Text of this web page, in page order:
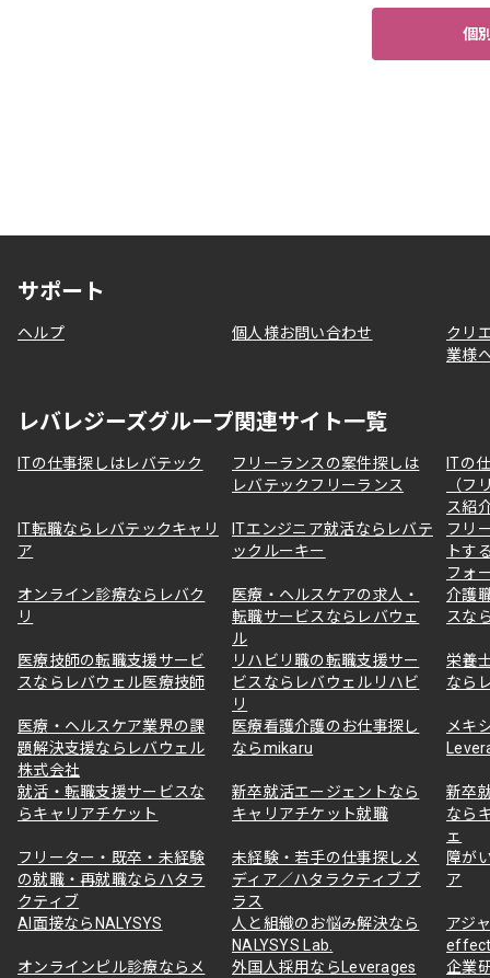
個
サポート
ヘルプ 個人様お問い合わせ
クリ
業様
レバレジーズグループ関連サイト一覧
ITの仕事探しはレバテック
フリーランスの案件探しは
レバテックフリーランス
ITの
（フ
ス紹
IT転職ならレバテックキャリ
ア
ITエンジニア就活ならレバテ
ックルーキー
フリ
トす
フォ
オンライン診療ならレバク
リ
医療・ヘルスケアの求人・
転職サービスならレバウェ
ル
介護
スな
医療技師の転職支援サービ
スならレバウェル医療技師
リハビリ職の転職支援サー
ビスならレバウェルリハビ
リ
栄養
なら
医療・ヘルスケア業界の課
題解決支援ならレバウェル
株式会社
医療看護介護のお仕事探し
ならmikaru
メキ
就活・転職支援サービスな
らキャリアチケット
新卒就活エージェントなら
キャリアチケット就職
新卒
なら
ェ
フリーター・既卒・未経験
の就職・再就職ならハタラ
クティブ
未経験・若手の仕事探しメ
ディア／ハタラクティブ プ
ラス
障が
ア
AI面接ならNALYSYS
人と組織のお悩み解決なら
NALYSYS Lab.
アジ
オンラインピル診療ならメ
外国人採用ならLeverages
企業